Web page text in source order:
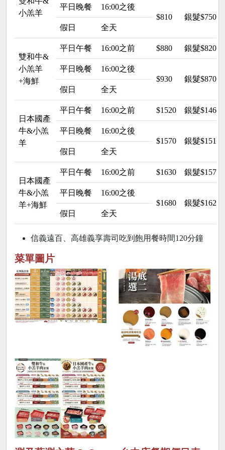
小羔羊
平日晚餐
16:00之後
$810
銀髮
假日
全天
雙和牛&
小羔羊
+海鮮
平日午餐 16:00之前 $880 銀髮
平日晚餐
16:00之後
$930
銀髮
假日
全天
日本國產
牛&小羔
羊
平日午餐 16:00之前 $1520 銀髮
平日晚餐
16:00之後
$1570
銀髮
假日
全天
日本國產
牛&小羔
羊+海鮮
平日午餐 16:00之前 $1630 銀髮
平日晚餐
16:00之後
$1680
銀髮
假日
全天
信義遠百、高雄義享壽司吃到飽用餐時間120分鐘
菜單圖片